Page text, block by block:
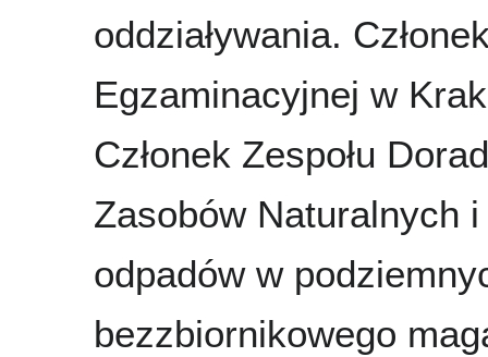
oddziaływania.
Egzaminacyjnej w
Członek Zespołu
Zasobów Naturalnych
odpadów w
bezzbiornikowego